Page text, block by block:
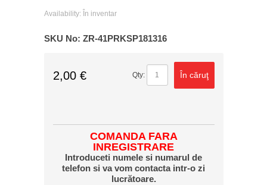
Availability: În inventar
SKU No: ZR-41PRKSP181316
2,00 € Qty: În căruţ
COMANDA FARA
INREGISTRARE
Introduceti numele si numarul de
telefon si va vom contacta intr-o zi
lucrătoare.